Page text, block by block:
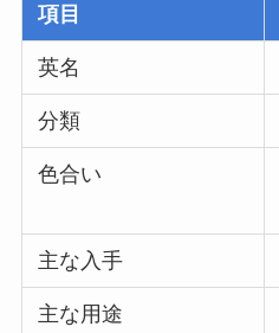
項目
英名
分類
色合い
主な入手
主な用途